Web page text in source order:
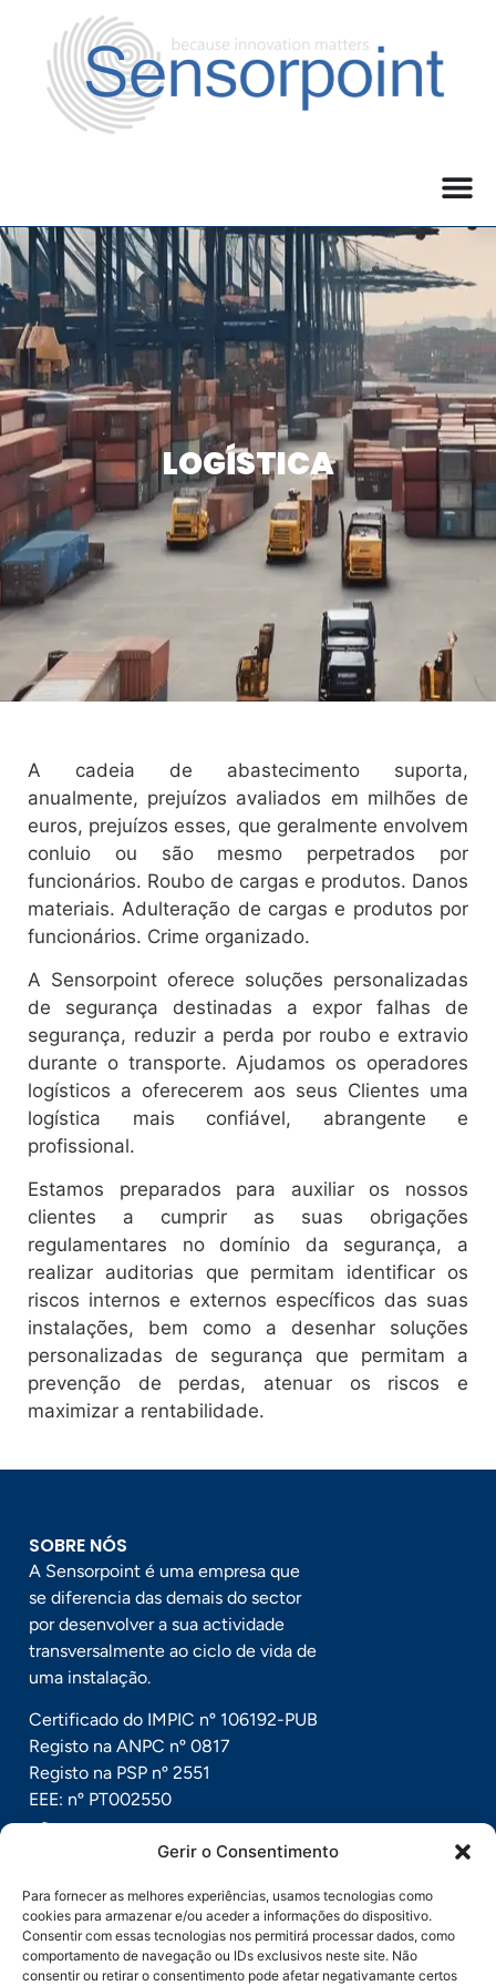
Gerir o Consentimento
Para fornecer as melhores experiências, usamos tecnologias como
cookies para armazenar e/ou aceder a informações do dispositivo.
Consentir com essas tecnologias nos permitirá processar dados, como
comportamento de navegação ou IDs exclusivos neste site. Não
consentir ou retirar o consentimento pode afetar negativamante certos
LOGÍSTICA
A cadeia de abastecimento suporta,
anualmente, prejuízos avaliados em milhões de
euros, prejuízos esses, que geralmente envolvem
conluio ou são mesmo perpetrados por
funcionários. Roubo de cargas e produtos. Danos
materiais. Adulteração de cargas e produtos por
funcionários. Crime organizado.
A Sensorpoint oferece soluções personalizadas
de segurança destinadas a expor falhas de
segurança, reduzir a perda por roubo e extravio
durante o transporte. Ajudamos os operadores
logísticos a oferecerem aos seus Clientes uma
logística mais confiável, abrangente e
profissional.
Estamos preparados para auxiliar os nossos
clientes a cumprir as suas obrigações
regulamentares no domínio da segurança, a
realizar auditorias que permitam identificar os
riscos internos e externos específicos das suas
instalações, bem como a desenhar soluções
personalizadas de segurança que permitam a
prevenção de perdas, atenuar os riscos e
maximizar a rentabilidade.
SOBRE NÓS
A Sensorpoint é uma empresa que
se diferencia das demais do sector
por desenvolver a sua actividade
transversalmente ao ciclo de vida de
uma instalação.
Certificado do IMPIC nº 106192-PUB
Registo na ANPC nº 0817
Registo na PSP nº 2551
EEE: nº PT002550
Rua Alfredo Rodrigues Gaspar, Nº 7, 2685-891
Sacavém, Portugal